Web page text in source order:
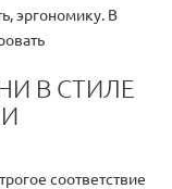
эргономику. В
В СТИЛЕ
соответствие